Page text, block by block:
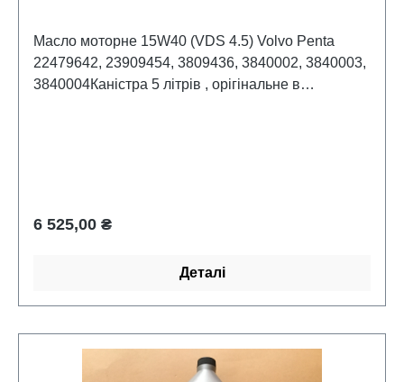
Масло моторне 15W40 (VDS 4.5) Volvo Penta
22479642, 23909454, 3809436, 3840002, 3840003,
3840004Каністра 5 літрів , орігінальне в
Звичайна ціна:
6 525,00 ₴
Деталі